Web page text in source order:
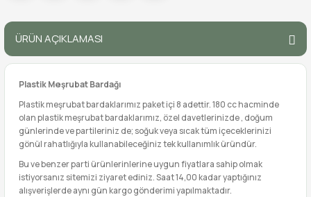
ÜRÜN AÇIKLAMASI
Plastik Meşrubat Bardağı
Plastik meşrubat bardaklarımız paket içi 8 adettir. 180 cc hacminde
olan plastik meşrubat bardaklarımız, özel davetlerinizde , doğum
günlerinde ve partileriniz de; soğuk veya sıcak tüm içeceklerinizi
gönül rahatlığıyla kullanabileceğiniz tek kullanımlık üründür.
Bu ve benzer parti ürünlerinlerine uygun fiyatlara sahip olmak
istiyorsanız sitemizi ziyaret ediniz. Saat 14,00 kadar yaptığınız
alışverişlerde aynı gün kargo gönderimi yapılmaktadır.